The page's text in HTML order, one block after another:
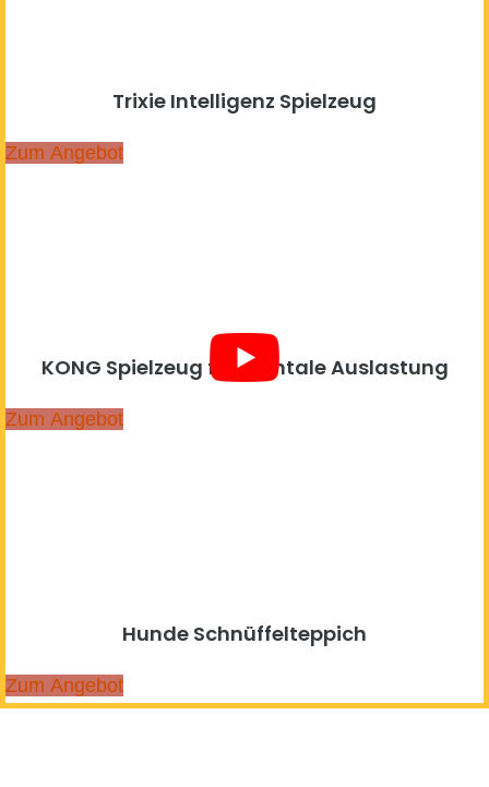
Trixie Intelligenz Spielzeug
Zum Angebot
KONG Spielzeug für mentale Auslastung
Zum Angebot
Hunde Schnüffelteppich
Zum Angebot